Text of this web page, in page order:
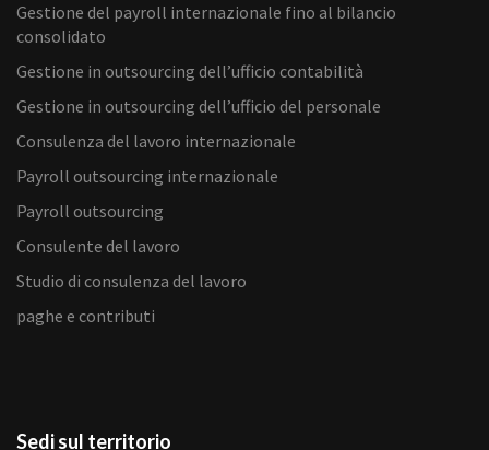
Gestione del payroll internazionale fino al bilancio
consolidato
Gestione in outsourcing dell’ufficio contabilità
Gestione in outsourcing dell’ufficio del personale
Consulenza del lavoro internazionale
Payroll outsourcing internazionale
Payroll outsourcing
Consulente del lavoro
Studio di consulenza del lavoro
paghe e contributi
Sedi sul territorio